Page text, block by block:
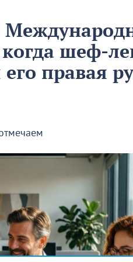
шеф-
правая